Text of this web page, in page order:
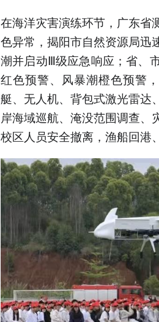
在海洋灾害演练环节，广东省
色异常，揭阳市自然资源局迅
潮并启动Ⅲ级应急响应；省、
红色预警、风暴潮橙色预警
艇、无人机、背包式激光雷达
岸海域巡航、淹没范围调查、
校区人员安全撤离，渔船回港